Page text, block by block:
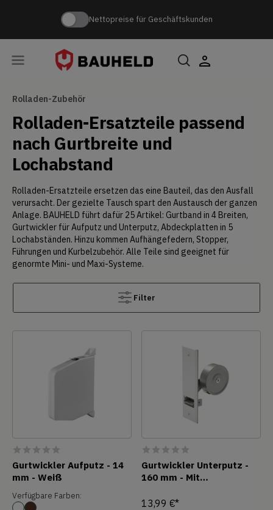
Nettopreise für Geschäftskunden
Rolladen-Zubehör
Rolladen-Ersatzteile passend
nach Gurtbreite und
Lochabstand
Rolladen-Ersatzteile ersetzen das eine Bauteil, das den Ausfall
verursacht. Der gezielte Tausch spart den Austausch der ganzen
Anlage. BAUHELD führt dafür 25 Artikel: Gurtband in 4 Breiten,
Gurtwickler für Aufputz und Unterputz, Abdeckplatten in 5
Lochabständen. Hinzu kommen Aufhängefedern, Stopper,
Führungen und Kurbelzubehör. Alle Teile sind geeignet für
genormte Mini- und Maxi-Systeme.
Filter
Gurtwickler Aufputz - 14
mm - Weiß
Verfügbare Farben:
Gurtwickler Unterputz -
160 mm - Mit
13,99 €*